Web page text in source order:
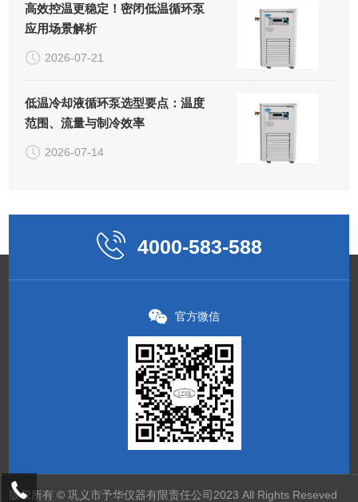
高效控温更稳定！密闭低温循环泵
应用场景解析
2026-07-21
低温冷却液循环泵选型要点：温度
范围、流量与制冷效率
2026-07-14
4000-583-588
官方微信
版权所有 © 巩义市予华仪器有限责任公司2023 All Rights Reseved